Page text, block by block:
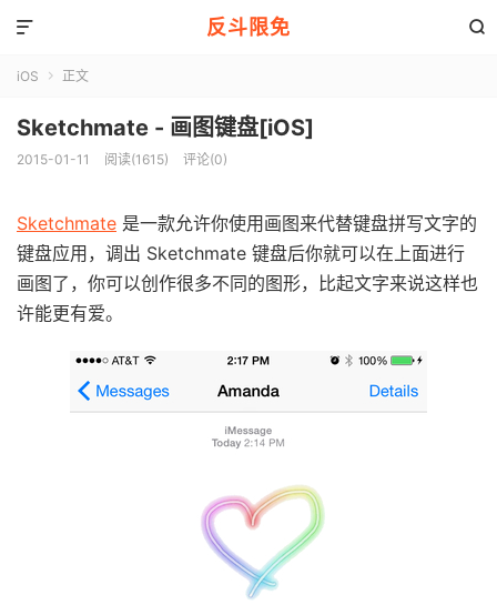
反斗限免 

iOS  正文
Sketchmate - 画图键盘[iOS]
2015-01-11 阅读(1615) 评论(0)
Sketchmate 是一款允许你使用画图来代替键盘拼写文字的
键盘应用，调出 Sketchmate 键盘后你就可以在上面进行
画图了，你可以创作很多不同的图形，比起文字来说这样也
许能更有爱。